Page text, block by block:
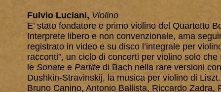
Fulvio Luciani, Violino
E’ stato fondatore e primo violino del Quartetto
Interprete libero e non convenzionale, ama
registrato in video e su disco l’integrale per
racconti”, un ciclo di concerti per violino solo
le Sonate e Partite di Bach nella rare versioni
Dushkin-Stravinskij, la musica per violino di
Bruno Canino, Antonio Ballista, Riccardo